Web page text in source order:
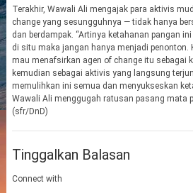
Terakhir, Wawali Ali mengajak para aktivis
change yang sesungguhnya — tidak hanya
dan berdampak. “Artinya ketahanan pangan
di situ maka jangan hanya menjadi penonton.
mau menafsirkan agen of change itu sebagai
kemudian sebagai aktivis yang langsung
memulihkan ini semua dan menyukseskan
Wawali Ali menggugah ratusan pasang mata
(sfr/DnD)
Tinggalkan Balasan
Connect with